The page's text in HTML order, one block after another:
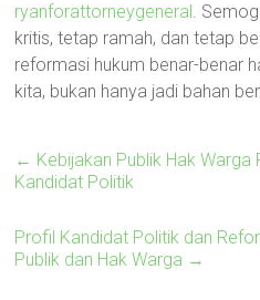
ryanforattorneygeneral.
kritis, tetap ramah, dan tetap
reformasi hukum benar-benar
kita, bukan hanya jadi bahan
← Kebijakan Publik Hak
Kandidat Politik
Profil Kandidat Politik dan
Publik dan Hak Warga →